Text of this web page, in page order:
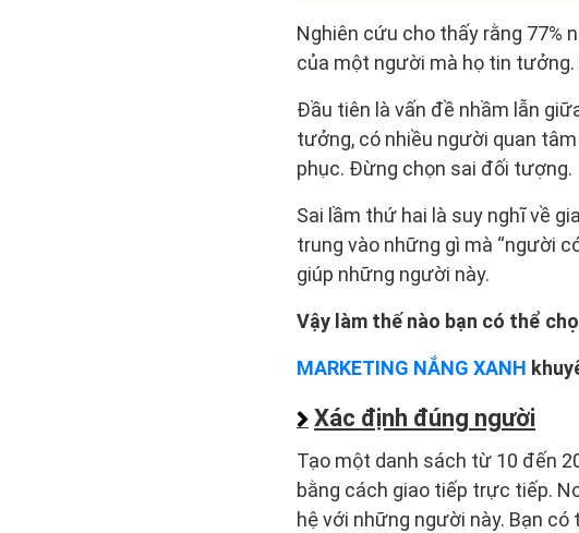
Nghiên cứu cho thấy rằng 77%
của một người mà họ tin tưởng.
Đầu tiên là vấn đề nhầm lẫn
tưởng, có nhiều người quan
phục. Đừng chọn sai đối tượng.
Sai lầm thứ hai là suy nghĩ về
trung vào những gì mà “người
giúp những người này.
Vậy làm thế nào bạn có thể
MARKETING NẮNG XANH
Xác định đúng người
Tạo một danh sách từ 10 đến
bằng cách giao tiếp trực tiếp.
hệ với những người này. Bạn